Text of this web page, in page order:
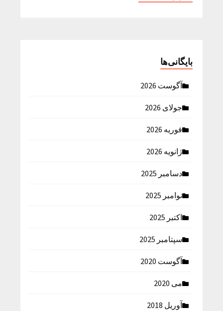
بایگانی‌ها
آگوست 2026
جولای 2026
فوریه 2026
ژانویه 2026
دسامبر 2025
نوامبر 2025
اکتبر 2025
سپتامبر 2025
آگوست 2020
می 2020
آوریل 2018